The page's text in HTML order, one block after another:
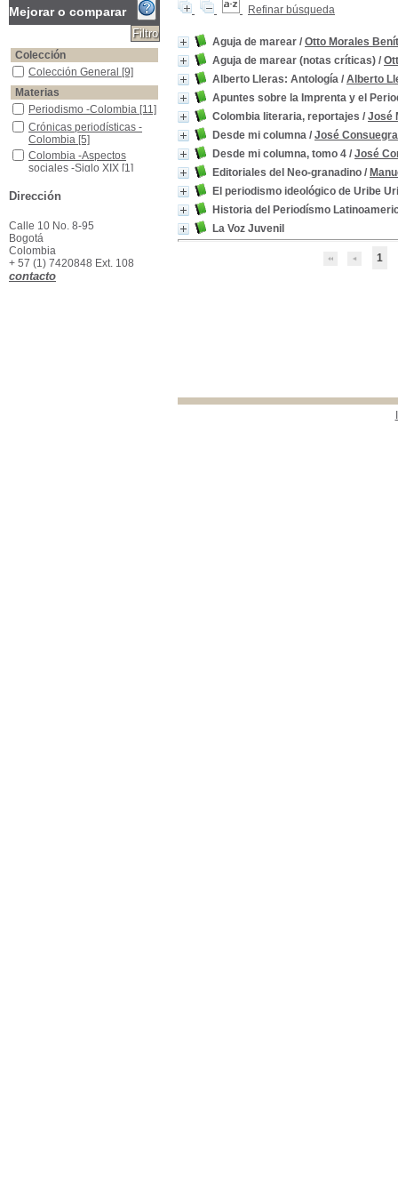
Refinar búsqueda
Aguja de marear / Otto Morales
Aguja de marear (notas críticas) /
Alberto Lleras: Antología / Alberto
Apuntes sobre la Imprenta y el
Colombia literaria, reportajes / José
Desde mi columna / José
Desde mi columna, tomo 4 / José
Editoriales del Neo-granadino /
El periodismo ideológico de Uribe
Historia del Periodísmo
La Voz Juvenil
1
Mejorar o comparar
Colección
Colección General
Colección General [9]
Materias
Periodismo -Colombia
Periodismo -Colombia [11]
Crónicas periodísticas -Colombia
Crónicas periodísticas -
Colombia [5]
Colombia -Aspectos sociales -Siglo XIX
Colombia -Aspectos
sociales -Siglo XIX [1]
Colombia -Política y gobierno -1870-1914
gobierno -1870-1914
Colombia-- Política y gobierno-- Ensayos, conferencias, etc.
gobierno-- Ensayos,
conferencias, etc.
Colombia--Política y gobierno--Siglo XIX
Colombia--Política y
gobierno--Siglo XIX[1]
Popayán -Imprenta -Ensayos, Conferencias, Etc.
Popayán -Imprenta -
Dirección
Calle 10 No. 8-95
Bogotá
Colombia
+ 57 (1) 7420848 Ext. 108
contacto